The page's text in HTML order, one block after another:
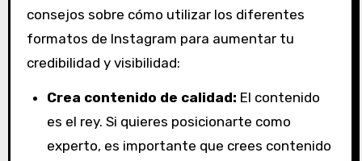
consejos sobre cómo utilizar los diferentes
formatos de Instagram para aumentar tu
credibilidad y visibilidad:
Crea contenido de calidad: El contenido
es el rey. Si quieres posicionarte como
experto, es importante que crees contenido